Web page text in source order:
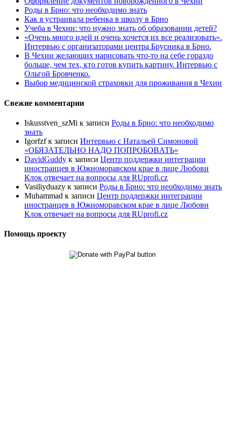
Роды в Брно: что необходимо знать
Как я устраивала ребенка в школу в Брно
Учеба в Чехии: что нужно знать об образовании детей?
«Очень много идей и очень хочется их все реализовать».
Интервью с организаторами центра Брусника в Брно.
В Чехии желающих нарисовать что-то на себе гораздо
больше, чем тех, кто готов купить картину. Интервью с
Ольгой Бровченко.
Выбор медицинской страховки для проживания в Чехии
Свежие комментарии
Iskusstven_szMi к записи Роды в Брно: что необходимо
знать
Igorfzfк записи Интервью с Натальей Симоновой
«ОБЯЗАТЕЛЬНО НАДО ПОПРОБОBАТЬ»
DavidGuddy к записи Центр поддержки интеграции
иностранцев в Южноморавском крае в лице Любови
Клок отвечает на вопросы для RUprofi.cz
Vasiliyduazy к записи Роды в Брно: что необходимо знать
Muhammad к записи Центр поддержки интеграции
иностранцев в Южноморавском крае в лице Любови
Клок отвечает на вопросы для RUprofi.cz
Помощь проекту